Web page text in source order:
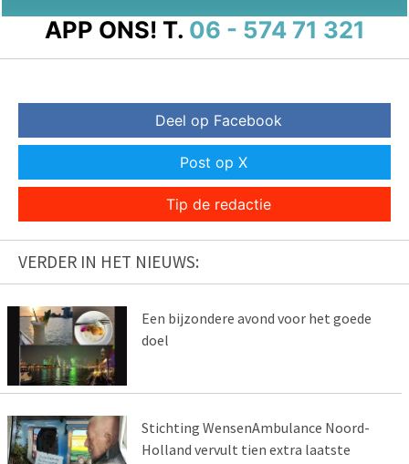
APP ONS! T. 06 - 574 71 321
Deel op Facebook
Post op X
Tip de redactie
VERDER IN HET NIEUWS:
Een bijzondere avond voor het goede
doel
Stichting WensenAmbulance Noord-
Holland vervult tien extra laatste